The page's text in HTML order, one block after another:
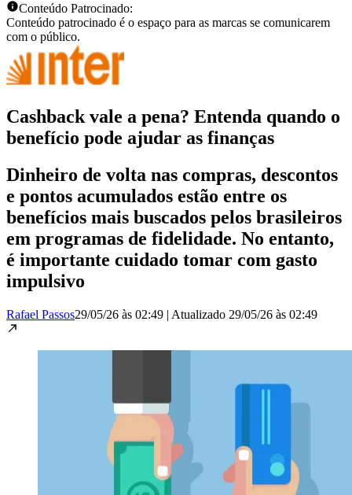
Conteúdo Patrocinado:
Conteúdo patrocinado é o espaço para as marcas se comunicarem
com o público.
Cashback vale a pena? Entenda quando o
benefício pode ajudar as finanças
Dinheiro de volta nas compras, descontos
e pontos acumulados estão entre os
benefícios mais buscados pelos brasileiros
em programas de fidelidade. No entanto,
é importante cuidado tomar com gasto
impulsivo
Rafael Passos29/05/26 às 02:49 | Atualizado 29/05/26 às 02:49